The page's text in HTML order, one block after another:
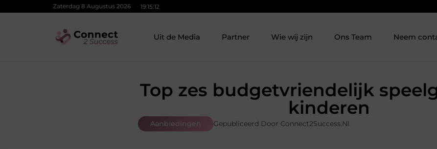
Zaterdag 8 Augustus 2026 19:15:13
Uit de Media Partner Wie wij zijn Ons Team Neem
Top zes budgetvriendelijk
kinderen
Aanbiedingen Gepubliceerd Door Connect2Success.nl